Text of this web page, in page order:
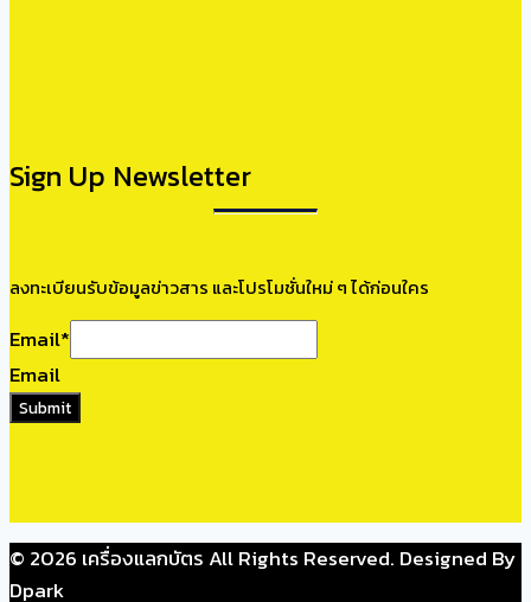
Sign Up Newsletter
ลงทะเบียนรับข้อมูลข่าวสาร และโปรโมชั่นใหม่ ๆ ได้ก่อนใคร
Email*
Email
Submit
© 2026 เครื่องแลกบัตร All Rights Reserved. Designed By
Dpark